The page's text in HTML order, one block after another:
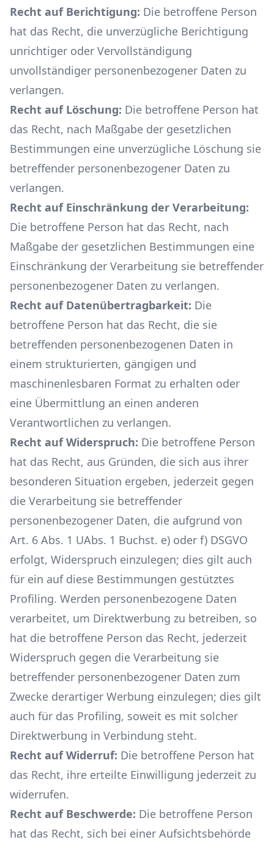
Recht auf Berichtigung: Die betroffene Person
hat das Recht, die unverzügliche Berichtigung
unrichtiger oder Vervollständigung
unvollständiger personenbezogener Daten zu
verlangen.
Recht auf Löschung: Die betroffene Person hat
das Recht, nach Maßgabe der gesetzlichen
Bestimmungen eine unverzügliche Löschung sie
betreffender personenbezogener Daten zu
verlangen.
Recht auf Einschränkung der Verarbeitung:
Die betroffene Person hat das Recht, nach
Maßgabe der gesetzlichen Bestimmungen eine
Einschränkung der Verarbeitung sie betreffender
personenbezogener Daten zu verlangen.
Recht auf Datenübertragbarkeit: Die
betroffene Person hat das Recht, die sie
betreffenden personenbezogenen Daten in
einem strukturierten, gängigen und
maschinenlesbaren Format zu erhalten oder
eine Übermittlung an einen anderen
Verantwortlichen zu verlangen.
Recht auf Widerspruch: Die betroffene Person
hat das Recht, aus Gründen, die sich aus ihrer
besonderen Situation ergeben, jederzeit gegen
die Verarbeitung sie betreffender
personenbezogener Daten, die aufgrund von
Art. 6 Abs. 1 UAbs. 1 Buchst. e) oder f) DSGVO
erfolgt, Widerspruch einzulegen; dies gilt auch
für ein auf diese Bestimmungen gestütztes
Profiling. Werden personenbezogene Daten
verarbeitet, um Direktwerbung zu betreiben, so
hat die betroffene Person das Recht, jederzeit
Widerspruch gegen die Verarbeitung sie
betreffender personenbezogener Daten zum
Zwecke derartiger Werbung einzulegen; dies gilt
auch für das Profiling, soweit es mit solcher
Direktwerbung in Verbindung steht.
Recht auf Widerruf: Die betroffene Person hat
das Recht, ihre erteilte Einwilligung jederzeit zu
widerrufen.
Recht auf Beschwerde: Die betroffene Person
hat das Recht, sich bei einer Aufsichtsbehörde